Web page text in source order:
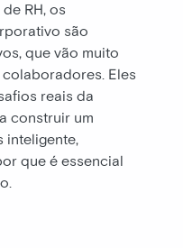
RH, os
são
que vão muito
Eles
reais da
construir um
inteligente,
que é essencial